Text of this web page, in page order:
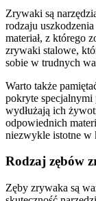
Zrywaki są
rodzaju
materiał, z którego
zrywaki stalowe,
sobie w trudnych
Warto także
pokryte
wydłużają ich
odpowiednich
niezwykle istotne w
Rodzaj zębów
Zęby zrywaka są